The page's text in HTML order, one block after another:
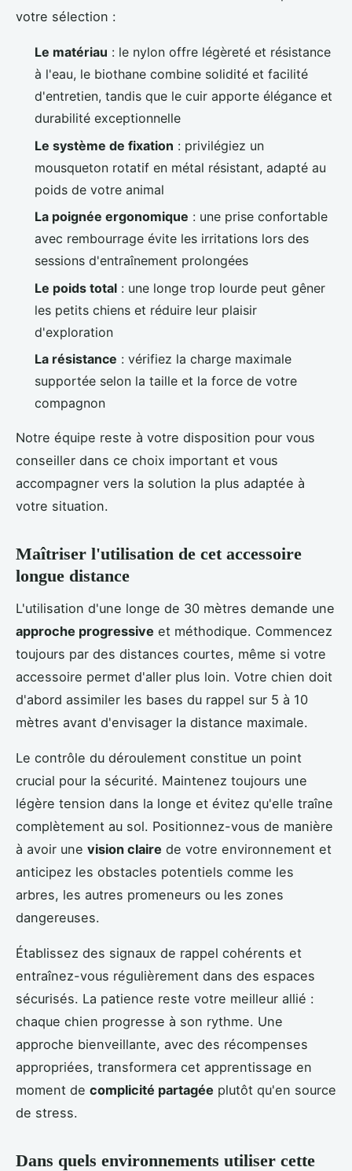
votre sélection :
Le matériau : le nylon offre légèreté et résistance
à l'eau, le biothane combine solidité et facilité
d'entretien, tandis que le cuir apporte élégance et
durabilité exceptionnelle
Le système de fixation : privilégiez un
mousqueton rotatif en métal résistant, adapté au
poids de votre animal
La poignée ergonomique : une prise confortable
avec rembourrage évite les irritations lors des
sessions d'entraînement prolongées
Le poids total : une longe trop lourde peut gêner
les petits chiens et réduire leur plaisir
d'exploration
La résistance : vérifiez la charge maximale
supportée selon la taille et la force de votre
compagnon
Notre équipe reste à votre disposition pour vous
conseiller dans ce choix important et vous
accompagner vers la solution la plus adaptée à
votre situation.
Maîtriser l'utilisation de cet accessoire
longue distance
L'utilisation d'une longe de 30 mètres demande une
approche progressive et méthodique. Commencez
toujours par des distances courtes, même si votre
accessoire permet d'aller plus loin. Votre chien doit
d'abord assimiler les bases du rappel sur 5 à 10
mètres avant d'envisager la distance maximale.
Le contrôle du déroulement constitue un point
crucial pour la sécurité. Maintenez toujours une
légère tension dans la longe et évitez qu'elle traîne
complètement au sol. Positionnez-vous de manière
à avoir une vision claire de votre environnement et
anticipez les obstacles potentiels comme les
arbres, les autres promeneurs ou les zones
dangereuses.
Établissez des signaux de rappel cohérents et
entraînez-vous régulièrement dans des espaces
sécurisés. La patience reste votre meilleur allié :
chaque chien progresse à son rythme. Une
approche bienveillante, avec des récompenses
appropriées, transformera cet apprentissage en
moment de complicité partagée plutôt qu'en source
de stress.
Dans quels environnements utiliser cette